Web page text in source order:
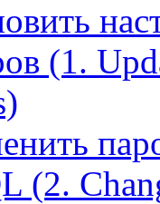
(1.
(2.